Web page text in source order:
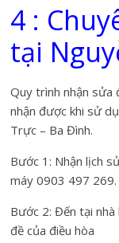
4 :
tại
Quy trình nhận sửa
nhận được khi sử
Trực – Ba Đình.
Bước 1: Nhận lịch
máy 0903 497 269.
Bước 2: Đến tại nhà
đề của điều hòa